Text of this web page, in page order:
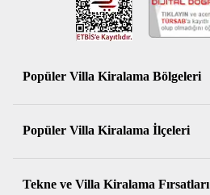
Popüler Villa Kiralama Bölgeleri
Antalya Kiralık Villa
Muğla Kiralık Villa
Aydın Kiralık Villa
İzmir Kiralık Villa
Popüler Villa Kiralama İlçeleri
Kemer Kiralık Villa
Serik Kiralık Villa
Tekne ve Villa Kiralama Fırsatları